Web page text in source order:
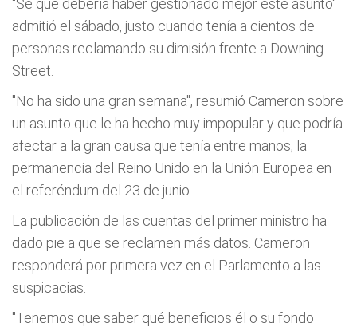
"Sé que debería haber gestionado mejor este asunto"
admitió el sábado, justo cuando tenía a cientos de
personas reclamando su dimisión frente a Downing
Street.
"No ha sido una gran semana", resumió Cameron sobre
un asunto que le ha hecho muy impopular y que podría
afectar a la gran causa que tenía entre manos, la
permanencia del Reino Unido en la Unión Europea en
el referéndum del 23 de junio.
La publicación de las cuentas del primer ministro ha
dado pie a que se reclamen más datos. Cameron
responderá por primera vez en el Parlamento a las
suspicacias.
"Tenemos que saber qué beneficios él o su fondo